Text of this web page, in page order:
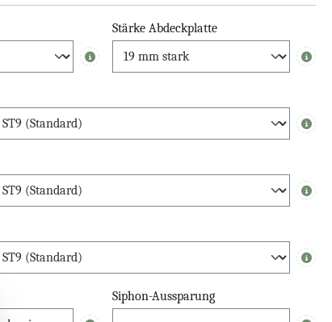
Info
Stärke Abdeckplatte
Info
Info
Info
Info
Siphon-Aussparung